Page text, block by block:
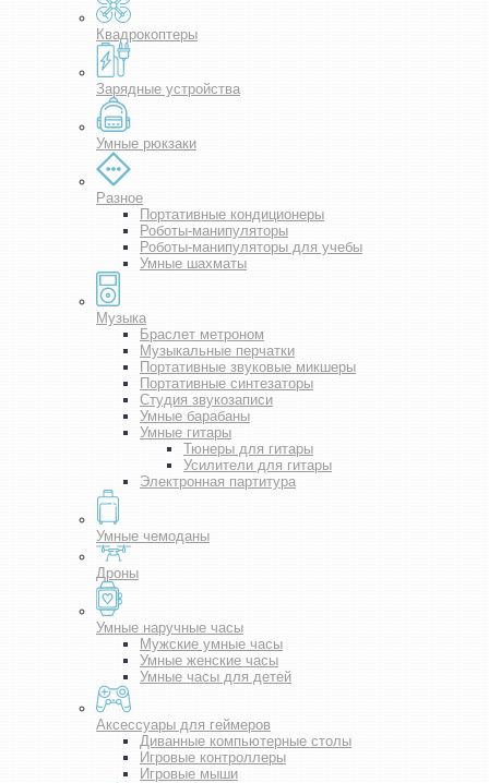
Квадрокоптеры
Зарядные устройства
Умные рюкзаки
Разное
Портативные кондиционеры
Роботы-манипуляторы
Роботы-манипуляторы для учебы
Умные шахматы
Музыка
Браслет метроном
Музыкальные перчатки
Портативные звуковые микшеры
Портативные синтезаторы
Студия звукозаписи
Умные барабаны
Умные гитары
Тюнеры для гитары
Усилители для гитары
Электронная партитура
Умные чемоданы
Дроны
Умные наручные часы
Мужские умные часы
Умные женские часы
Умные часы для детей
Аксессуары для геймеров
Диванные компьютерные столы
Игровые контроллеры
Игровые мыши